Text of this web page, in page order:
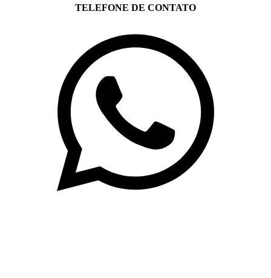
TELEFONE DE CONTATO